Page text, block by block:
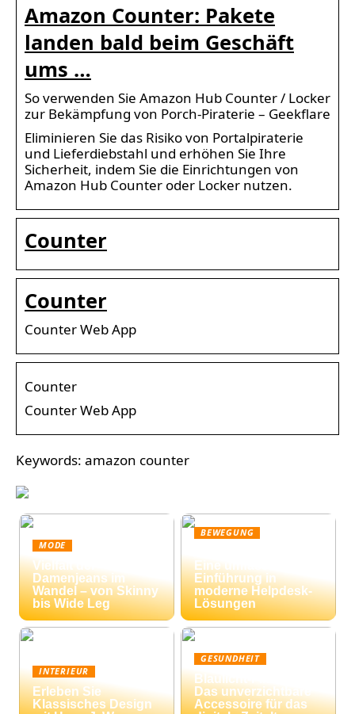
Amazon Counter: Pakete
landen bald beim Geschäft
ums …
So verwenden Sie Amazon Hub Counter / Locker
zur Bekämpfung von Porch-Piraterie – Geekflare
Eliminieren Sie das Risiko von Portalpiraterie
und Lieferdiebstahl und erhöhen Sie Ihre
Sicherheit, indem Sie die Einrichtungen von
Amazon Hub Counter oder Locker nutzen.
Counter
Counter
Counter Web App
Counter
Counter Web App
Keywords: amazon counter
MODE
Vielfalt der
Damenjeans im
Wandel – von Skinny
bis Wide Leg
BEWEGUNG
Eine umfassende
Einführung in
moderne Helpdesk-
Lösungen
INTERIEUR
Erleben Sie
Klassisches Design
GESUNDHEIT
Blaulicht-Filterbrille:
Das unverzichtbare
Accessoire für das